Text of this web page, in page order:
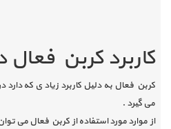
کاربرد کربن
کربن فعال به دلیل کاربرد زیاد ی که دارد
می گیرد .
از موارد مورد استفاده از کربن فعال می توان